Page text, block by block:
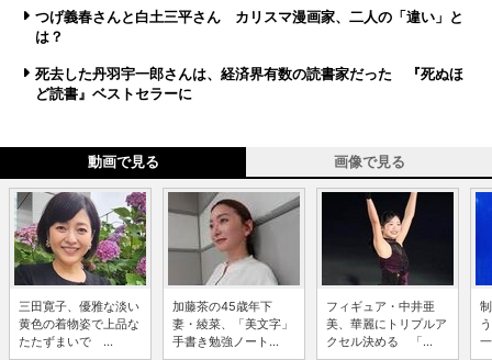
つげ義春さんと白土三平さん カリスマ漫画家、二人の「違い」と
は？
死去した丹羽宇一郎さんは、経済界有数の読書家だった 『死ぬほ
ど読書』ベストセラーに
動画で見る 画像で見る
三田寛子、優雅な淡い
黄色の着物姿で上品な
たたずまいで ...
加藤茶の45歳年下
妻・綾菜、「美文字」
手書き勉強ノート...
フィギュア・中井亜
美、華麗にトリプルア
クセル決める 「...